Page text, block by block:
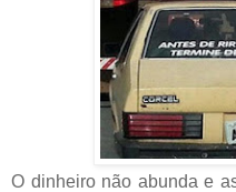
O dinheiro não abunda e